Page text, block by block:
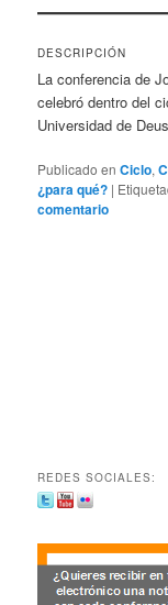
DESCRIPCIÓN
La conferencia de
celebró dentro del
Universidad de
Publicado en Ciclo,
¿para qué? |
comentario
REDES SOCIALES: